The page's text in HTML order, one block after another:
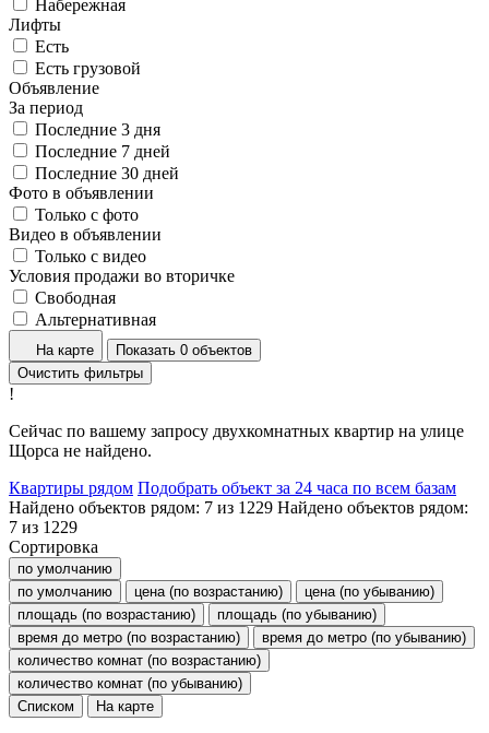
Набережная
Лифты
Есть
Есть грузовой
Объявление
За период
Последние 3 дня
Последние 7 дней
Последние 30 дней
Фото в объявлении
Только с фото
Видео в объявлении
Только с видео
Условия продажи во вторичке
Свободная
Альтернативная
На карте
Показать 0 объектов
Очистить фильтры
!
Сейчас по вашему запросу двухкомнатных квартир на улице
Щорса не найдено.
Квартиры рядом Подобрать объект за 24 часа по всем базам
Найдено объектов рядом: 7 из 1229 Найдено объектов рядом:
7 из 1229
Сортировка
по умолчанию
по умолчанию
цена (по возрастанию)
цена (по убыванию)
площадь (по возрастанию)
площадь (по убыванию)
время до метро (по возрастанию)
время до метро (по убыванию)
количество комнат (по возрастанию)
количество комнат (по убыванию)
Списком
На карте